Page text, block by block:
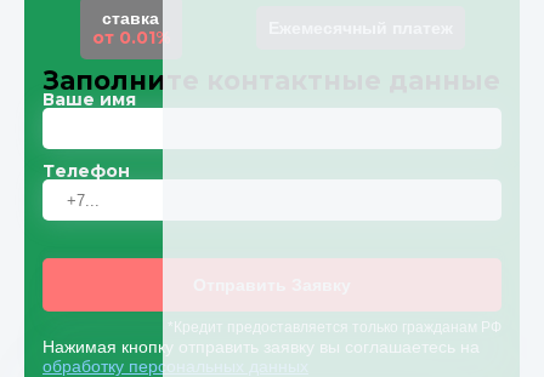
ставка
от 0.01%
Заполните контактные данные
Ваше имя
Телефон
*Кредит предоставляется только гражданам РФ
Нажимая кнопку отправить заявку вы соглашаетесь на
обработку персональных данных